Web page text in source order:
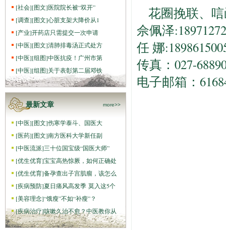
[社会][图文]医院院长被“双开”
[调查][图文]心脏支架大降价从1
[产业]开药店只需提交一次申请
[中医][图文]清肺排毒汤正式处方
[中医][组图]中医抗疫！广州市第
[中医][组图]关于表彰第二届邓铁
最新文章 more>>
[中医][图文]伤寒学泰斗、国医大
[医药][图文]南方医科大学新任副
[中医流派]三十位国宝级“国医大师”
[优生优育]宝宝高热惊厥，如何正确处
[优生优育]备孕查出子宫肌瘤，该怎么
[疾病预防]夏日痛风高发季 莫入这5个
[美容理念]“饿瘦”不如“补瘦”？
[疾病治疗]咳嗽久治不愈？中医教你从
花圈挽联、
佘佩泽
任 娜
传真：027-
电子邮箱：